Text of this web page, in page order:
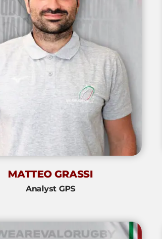
MATTEO GRASSI
Analyst GPS